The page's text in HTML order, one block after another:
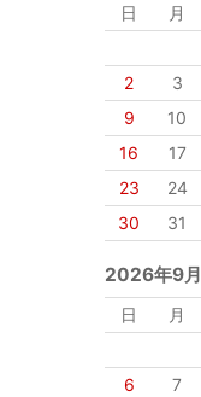
日 月
2
3
9
10
16
17
23
24
30
31
2026年9月
日 月
6
7